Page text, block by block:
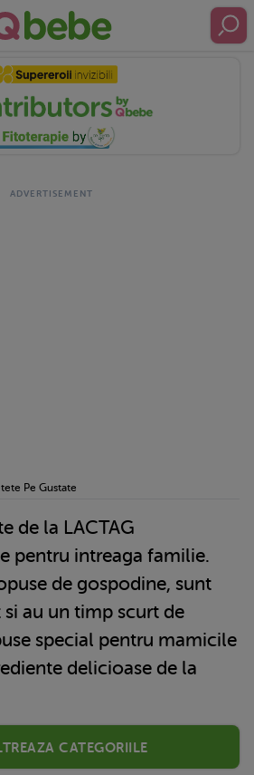
Pe Gustate
de la LACTAG
de gospodine, sunt
au un timp scurt de
special pentru mamicile
delicioase de la
categoriile